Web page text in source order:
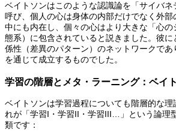
ベイトソンはこのような認識論を「サイバネ
呼び、個人の心は身体の内部だけでなく外
中にも内在し、個々の心はより大きな「心
態系）に包含されていると説きました。彼
係性（差異のパターン）のネットワークであ
を通じて成立するものでした。
学習の階層とメタ・ラーニング：ベイ
ベイトソンは学習過程についても階層的な
れが「学習I・学習II・学習III…」という論理
類です：